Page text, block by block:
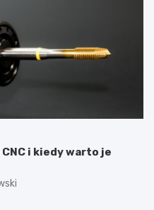
i kiedy warto je